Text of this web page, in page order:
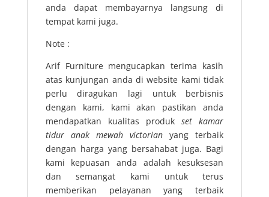
anda dapat membayarnya langsung di
tempat kami juga.
Note :
Arif Furniture mengucapkan terima kasih
atas kunjungan anda di website kami tidak
perlu diragukan lagi untuk berbisnis
dengan kami, kami akan pastikan anda
mendapatkan kualitas produkset kamar
tidur anak mewah victorian yang terbaik
dengan harga yang bersahabat juga. Bagi
kami kepuasan anda adalah kesuksesan
dan semangat kami untuk terus
memberikan pelayanan yang terbaik